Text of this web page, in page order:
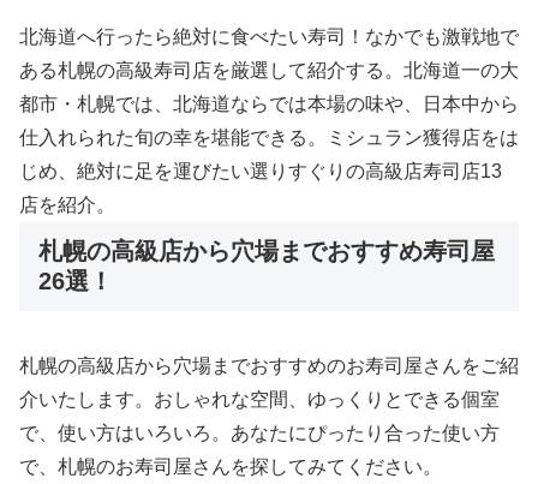
北海道へ行ったら絶対に食べたい寿司！なかでも激戦地で
ある札幌の高級寿司店を厳選して紹介する。北海道一の大
都市・札幌では、北海道ならでは本場の味や、日本中から
仕入れられた旬の幸を堪能できる。ミシュラン獲得店をは
じめ、絶対に足を運びたい選りすぐりの高級店寿司店13
店を紹介。
札幌の高級店から穴場までおすすめ寿司屋
26選！
札幌の高級店から穴場までおすすめのお寿司屋さんをご紹
介いたします。おしゃれな空間、ゆっくりとできる個室
で、使い方はいろいろ。あなたにぴったり合った使い方
で、札幌のお寿司屋さんを探してみてください。